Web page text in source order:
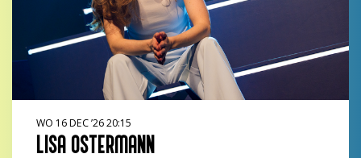
LISA OSTERMANN
WO 16 DEC ’2620:15